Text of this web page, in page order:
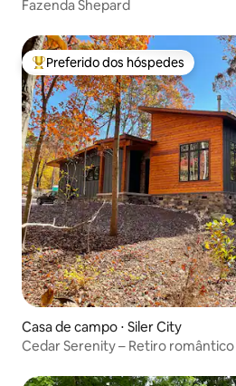
Fazenda Shepard
Entre os melhores preferidos dos
Preferido dos hóspedes
Casa de campo ⋅ Siler City
Cedar Serenity – Retiro